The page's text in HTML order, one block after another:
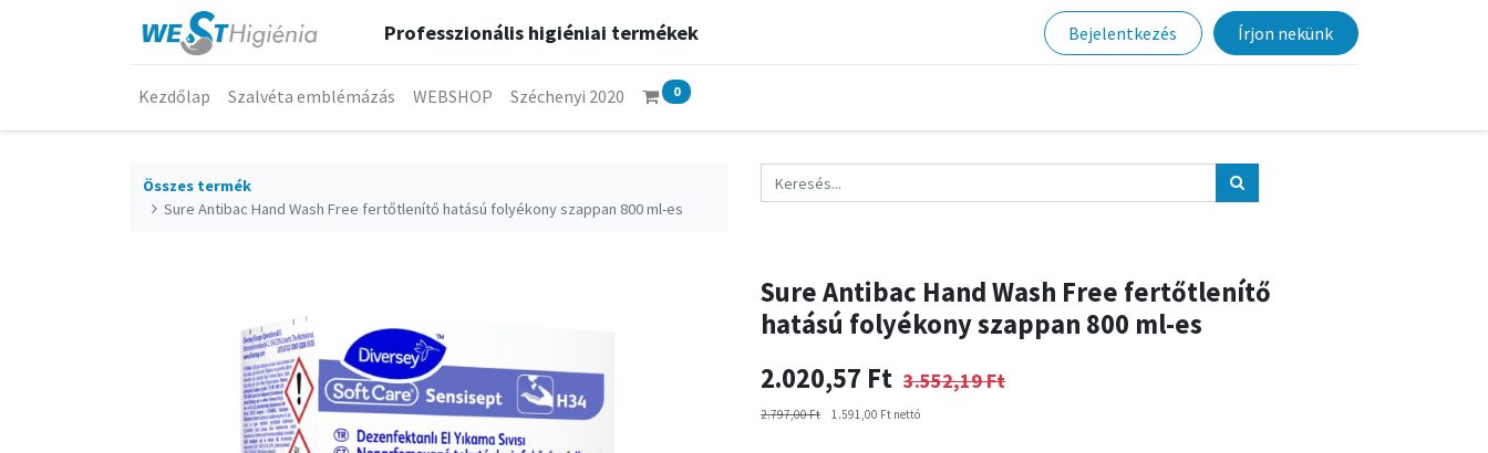
Professzionális higiéniai termékek Bejelentkezés Írjon nekünk
Kezdőlap Szalvéta emblémázás WEBSHOP Széchenyi 2020 0
Összes termék
Sure Antibac Hand Wash Free fertőtlenítő hatású folyékony szappan 800 ml-es
Sure Antibac Hand Wash Free fertőtlenítő
hatású folyékony szappan 800 ml-es
2.020,57 Ft 3.552,19Ft
2.797,00Ft 1.591,00 Ft nettó